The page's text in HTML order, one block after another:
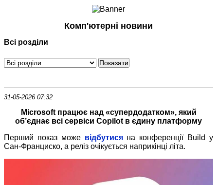
Смартфони
Периферія
Програмне забезпечення
Комп'ютерні новини
Всі розділи
31-05-2026 07:32
Microsoft працює над «супердодатком», який
об’єднає всі сервіси Copilot в єдину платформу
Перший показ може відбутисяна конференції Build у
Сан‑Франциско, а реліз очікується наприкінці літа.